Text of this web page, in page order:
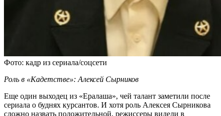
Фото: кадр из сериала/соцсети
Роль в «Кадетстве»: Алексей Сырников
Еще один выходец из «Ералаша», чей талант заметили после
сериала о буднях курсантов. И хотя роль Алексея Сырникова
сложно назвать положительной, режиссеры видели в